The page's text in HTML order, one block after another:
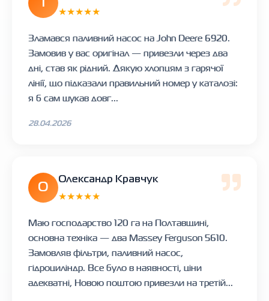
★★★★★
Зламався паливний насос на John Deere 6920.
Замовив у вас оригінал — привезли через два
дні, став як рідний. Дякую хлопцям з гарячої
лінії, що підказали правильний номер у каталозі:
я б сам шукав довг...
28.04.2026
О
Олександр Кравчук
★★★★★
Маю господарство 120 га на Полтавщині,
основна техніка — два Massey Ferguson 5610.
Замовляв фільтри, паливний насос,
гідроциліндр. Все було в наявності, ціни
адекватні, Новою поштою привезли на третій...